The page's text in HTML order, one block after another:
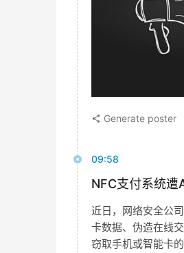
Generate poster
09:58
NFC支付系统遭
近日，网络安全公
卡数据、伪造在线
窃取手机或智能卡